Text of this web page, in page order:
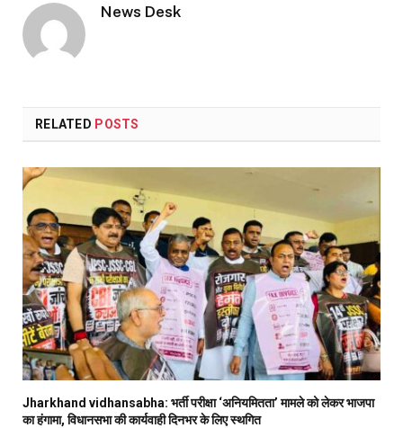
News Desk
RELATED POSTS
Jharkhand vidhansabha: भर्ती परीक्षा ‘अनियमितता’ मामले को लेकर भाजपा
का हंगामा, विधानसभा की कार्यवाही दिनभर के लिए स्थगित